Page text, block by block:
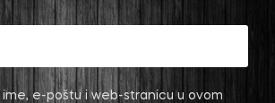
e-poštu i web-stranicu u ovom